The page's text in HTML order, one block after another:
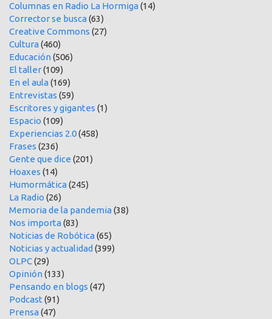
Columnas en Radio La Hormiga(14)
Corrector se busca(63)
Creative Commons (27)
Cultura(460)
Educación(506)
El taller(109)
En el aula(169)
Entrevistas (59)
Escritores y gigantes (1)
Espacio (109)
Experiencias 2.0(458)
Frases (236)
Gente que dice (201)
Hoaxes (14)
Humormática(245)
La Radio (26)
Memoria de la pandemia(38)
Nos importa(83)
Noticias de Robótica(65)
Noticias y actualidad (399)
OLPC(29)
Opinión(133)
Pensando en blogs (47)
Podcast (91)
Prensa(47)